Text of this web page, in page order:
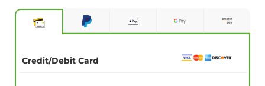
Credit/Debit Card